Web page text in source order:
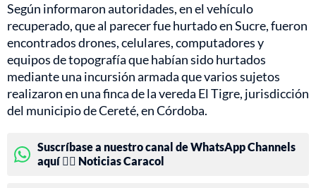
Según informaron autoridades, en el vehículo
recuperado, que al parecer fue hurtado en Sucre, fueron
encontrados drones, celulares, computadores y
equipos de topografía que habían sido hurtados
mediante una incursión armada que varios sujetos
realizaron en una finca de la vereda El Tigre, jurisdicción
del municipio de Cereté, en Córdoba.
Suscríbase a nuestro canal de WhatsApp Channels
aquí 👉🏻 Noticias Caracol